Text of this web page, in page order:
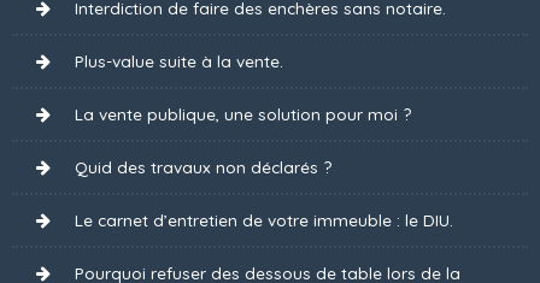
Interdiction de faire des enchères sans notaire.
Plus-value suite à la vente.
La vente publique, une solution pour moi ?
Quid des travaux non déclarés ?
Le carnet d’entretien de votre immeuble : le DIU.
Pourquoi refuser des dessous de table lors de la